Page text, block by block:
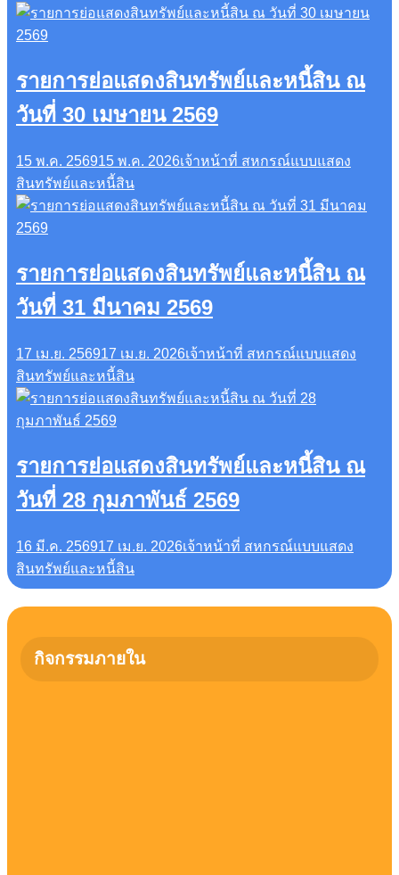
รายการย่อแสดงสินทรัพย์และหนี้สิน ณ
วันที่ 30 เมษายน 2569
15 พ.ค. 256915 พ.ค. 2026เจ้าหน้าที่ สหกรณ์แบบแสดง
สินทรัพย์และหนี้สิน
รายการย่อแสดงสินทรัพย์และหนี้สิน ณ
วันที่ 31 มีนาคม 2569
17 เม.ย. 256917 เม.ย. 2026เจ้าหน้าที่ สหกรณ์แบบแสดง
สินทรัพย์และหนี้สิน
รายการย่อแสดงสินทรัพย์และหนี้สิน ณ
วันที่ 28 กุมภาพันธ์ 2569
16 มี.ค. 256917 เม.ย. 2026เจ้าหน้าที่ สหกรณ์แบบแสดง
สินทรัพย์และหนี้สิน
กิจกรรมภายใน